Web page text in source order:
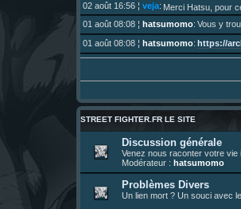
02 août 16:56 ¦ veja: Merci Hatsu, pour
01 août 08:08 ¦ hatsumomo: Vous y
01 août 08:08 ¦ hatsumomo: https://
30 juil. 07:22¦hatsumomo:Un futur
26 juil. 22:09¦hatsumomo:bio de Alex
13 juil. 09:53¦hatsumomo:bonjour les
23 juin 10:36¦indy: une très chouette
23 juin 07:30¦hatsumomo:nouvelle
23 juin 07:26¦hatsumomo:shoutbox
22 juin 12:27¦indy:Yo !
STREET FIGHTER.FR LE SITE
Discussion générale
Venez nous raconter votre vie
Modérateur : hatsumomo
Problèmes Divers
Un lien mort ? Un souci avec